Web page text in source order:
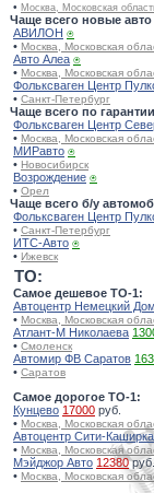
• Москва, Московская
Чаще всего новые
АВИЛОН ⍟
• Москва, Московская
Авто Алеа ⍟
• Москва, Московская
Фольксваген Центр
• Санкт-Петербург
Чаще всего по
Фольксваген Центр
• Москва, Московская
МИРавто ⍟
• Новосибирск
Возрождение ⍟
• Орел
Чаще всего б/у
Фольксваген Центр
• Санкт-Петербург
ИТС-Авто ⍟
• Ижевск
TO:
Самое дешевое ТО-1:
Автоцентр Немецкий
• Москва, Московская
Атлант-М Николаева
• Смоленск
Автомир ФВ Саратов
• Саратов
Самое дорогое ТО-1:
Кунцево 17000 руб.
• Москва, Московская
Автоцентр Сити-Каширка
• Москва, Московская
Мэйджор Авто 12380руб.
• Москва, Московская